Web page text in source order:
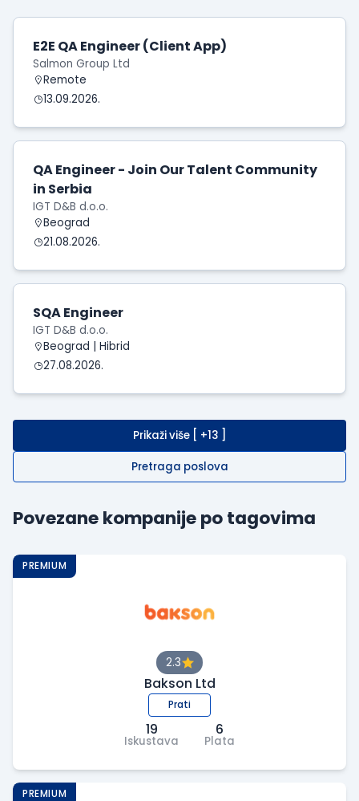
E2E QA Engineer (Client App)
Salmon Group Ltd
Remote
13.09.2026.
QA Engineer - Join Our Talent Community
in Serbia
IGT D&B d.o.o.
Beograd
21.08.2026.
SQA Engineer
IGT D&B d.o.o.
Beograd | Hibrid
27.08.2026.
Prikaži više [ +13 ]
Pretraga poslova
Povezane kompanije po tagovima
2.3
Bakson Ltd
Prati
19
Iskustava
6
Plata
PREMIUM
PREMIUM